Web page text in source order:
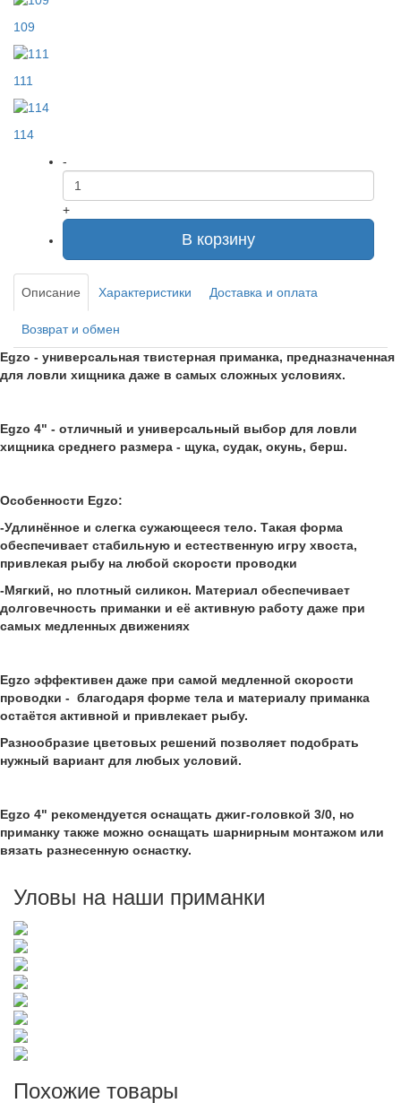
109
111
114
-
+
В корзину
Описание Характеристики Доставка и оплата
Возврат и обмен
Egzo - универсальная твистерная приманка, предназначенная
для ловли хищника даже в самых сложных условиях.
Egzo 4" - отличный и универсальный выбор для ловли
хищника среднего размера - щука, судак, окунь, берш.
Особенности Egzo:
-Удлинённое и слегка сужающееся тело. Такая форма
обеспечивает стабильную и естественную игру хвоста,
привлекая рыбу на любой скорости проводки
-Мягкий, но плотный силикон. Материал обеспечивает
долговечность приманки и её активную работу даже при
самых медленных движениях
Egzo эффективен даже при самой медленной скорости
проводки - благодаря форме тела и материалу приманка
остаётся активной и привлекает рыбу.
Разнообразие цветовых решений позволяет подобрать
нужный вариант для любых условий.
Egzo 4" рекомендуется оснащать джиг-головкой 3/0, но
приманку также можно оснащать шарнирным монтажом или
вязать разнесенную оснастку.
Уловы на наши приманки
Похожие товары